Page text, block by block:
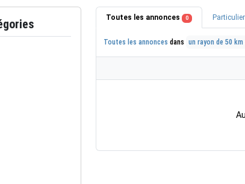
Toutes les annonces 0 Particulier
Toutes les annonces dans un rayon de 50